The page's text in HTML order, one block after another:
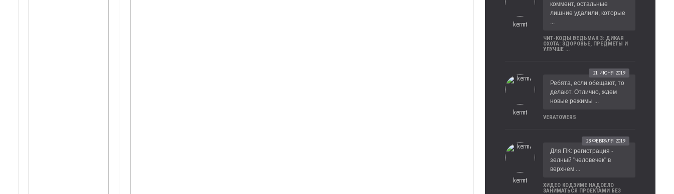
kermt
коммент, остальные
лишние удалили, которые
...
ЧИТ-КОДЫ ВЕДЬМАК 3: ДИКАЯ
ОХОТА: ЗДОРОВЬЕ, ПРЕДМЕТЫ И
УЛУЧШЕ ...
kermt
21 ИЮНЯ 2019
Ребята, если обещают, то
делают. Отлично, ждем
новые режимы ...
VERATOWERS
kermt
28 ФЕВРАЛЯ 2019
Для ПК: регистрация -
зелный "человечек" в
верхнем ...
ХИДЕО КОДЗИМЕ НАДОЕЛО
ЗАНИМАТЬСЯ ПРОЕКТАМИ БЕЗ